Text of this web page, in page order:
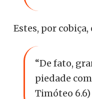
Estes, por
“De fato,
piedade
Timóteo 6.6)